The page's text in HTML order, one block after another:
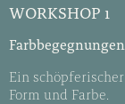
WORKSHOP 1
Ein
Form und Farbe.